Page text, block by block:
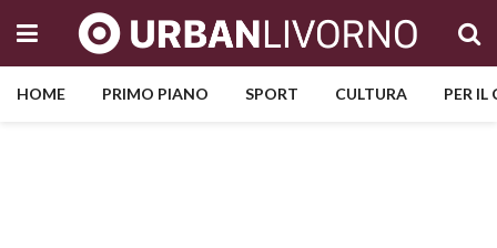
HOME PRIMO PIANO SPORT CULTURA PER